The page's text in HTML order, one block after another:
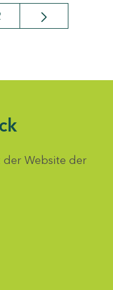
der Website der
auswählen